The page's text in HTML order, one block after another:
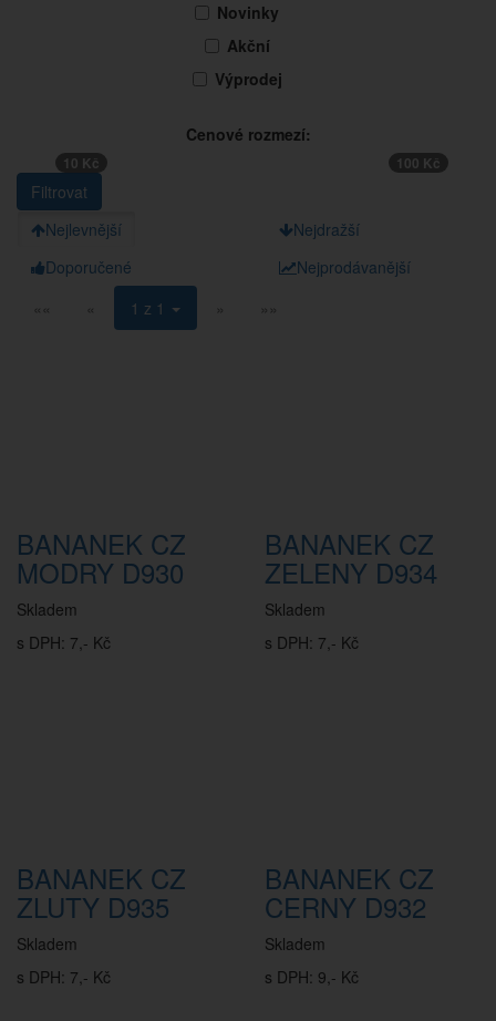
Novinky
Akční
Výprodej
Cenové rozmezí:
10 Kč 100 Kč
Nejlevnější
Nejdražší
Doporučené
Nejprodávanější
««
« 1 z 1 » »»
BANANEK CZ
MODRY D930
Skladem
s DPH: 7,- Kč
BANANEK CZ
ZELENY D934
Skladem
s DPH: 7,- Kč
BANANEK CZ
ZLUTY D935
Skladem
s DPH: 7,- Kč
BANANEK CZ
CERNY D932
Skladem
s DPH: 9,- Kč